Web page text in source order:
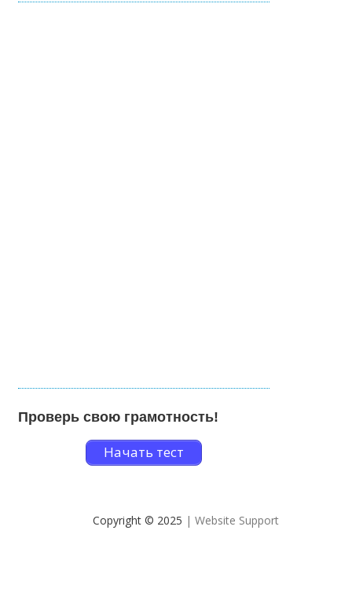
Проверь свою грамотность!
Начать тест
Copyright © 2025 | Website Support